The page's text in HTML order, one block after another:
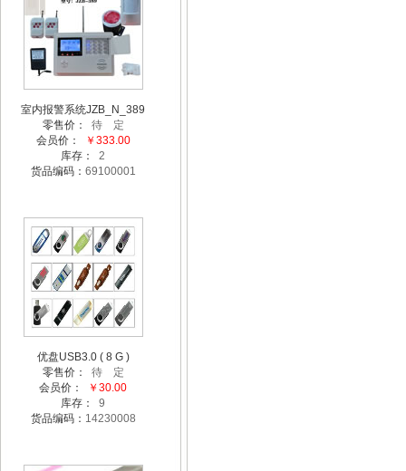
室内报警系统JZB_N_389
零售价： 待 定
会员价：
￥333.00
库存：2
货品编码： 69100001
优盘USB3.0 ( 8 G )
零售价： 待 定
会员价：
￥30.00
库存：9
货品编码： 14230008